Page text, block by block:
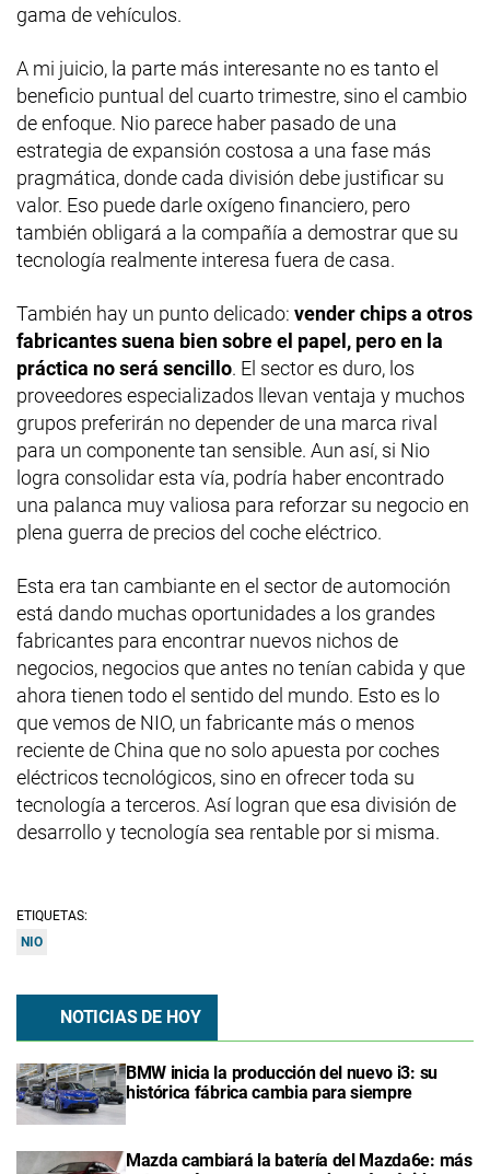
gama de vehículos.
A mi juicio, la parte más interesante no es tanto el
beneficio puntual del cuarto trimestre, sino el cambio
de enfoque. Nio parece haber pasado de una
estrategia de expansión costosa a una fase más
pragmática, donde cada división debe justificar su
valor. Eso puede darle oxígeno financiero, pero
también obligará a la compañía a demostrar que su
tecnología realmente interesa fuera de casa.
También hay un punto delicado: vender chips a otros
fabricantes suena bien sobre el papel, pero en la
práctica no será sencillo. El sector es duro, los
proveedores especializados llevan ventaja y muchos
grupos preferirán no depender de una marca rival
para un componente tan sensible. Aun así, si Nio
logra consolidar esta vía, podría haber encontrado
una palanca muy valiosa para reforzar su negocio en
plena guerra de precios del coche eléctrico.
Esta era tan cambiante en el sector de automoción
está dando muchas oportunidades a los grandes
fabricantes para encontrar nuevos nichos de
negocios, negocios que antes no tenían cabida y que
ahora tienen todo el sentido del mundo. Esto es lo
que vemos de NIO, un fabricante más o menos
reciente de China que no solo apuesta por coches
eléctricos tecnológicos, sino en ofrecer toda su
tecnología a terceros. Así logran que esa división de
desarrollo y tecnología sea rentable por si misma.
ETIQUETAS:
NIO
NOTICIAS DE HOY
BMW inicia la producción del nuevo i3: su
histórica fábrica cambia para siempre
Mazda cambiará la batería del Mazda6e: más